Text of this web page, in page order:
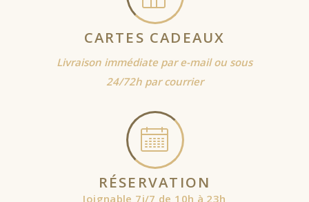
CARTES CADEAUX
Livraison immédiate par e-mail ou sous
24/72h par courrier
RÉSERVATION
Joignable 7j/7 de 10h à 23h